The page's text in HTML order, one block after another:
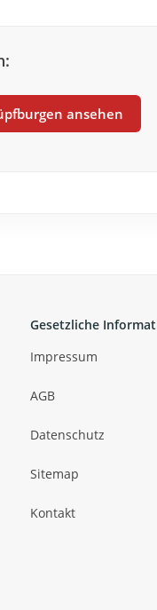
ansehen
Gesetzliche
Impressum
AGB
Datenschutz
Sitemap
Kontakt